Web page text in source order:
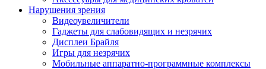
Нарушения зрения
Видеоувеличители
Гаджеты для слабовидящих и незрячих
Дисплеи Брайля
Игры для незрячих
Мобильные аппаратно-программные комплексы